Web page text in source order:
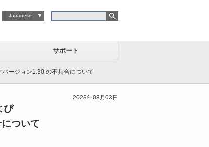
Japanese
サポート
バージョン1.30 の不具合について
2023年08月03日
び
ついて